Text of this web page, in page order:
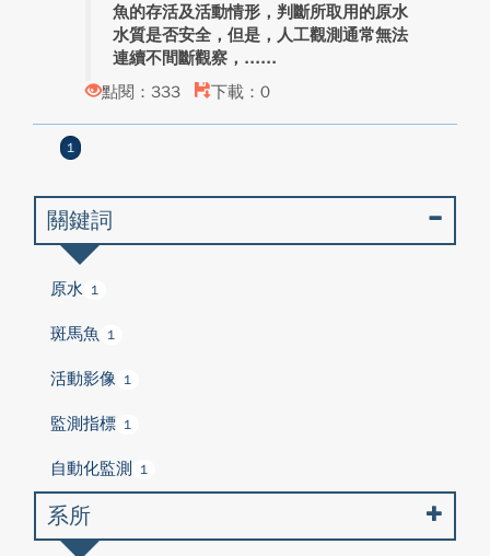
魚的存活及活動情形，判斷所取用的原水
水質是否安全，但是，人工觀測通常無法
連續不間斷觀察，...
點閱：333
下載：0
1
關鍵詞
原水 1
斑馬魚 1
活動影像 1
監測指標 1
自動化監測 1
系所